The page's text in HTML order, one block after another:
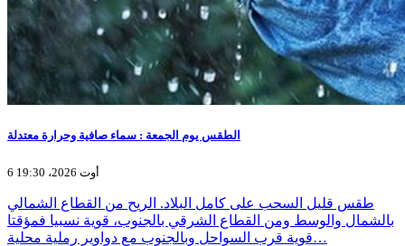
الطقس يوم الجمعة : سماء صافية وحرارة معتدلة
6 أوت 2026، 19:30
طقس قليل السحب على كامل البلاد. الريح من القطاع الشمالي
بالشمال والوسط ومن القطاع الشرقي بالجنوب، قوية نسبيا فمؤقتا
قوية قرب السواحل وبالجنوب مع دواوير رملية محلية…